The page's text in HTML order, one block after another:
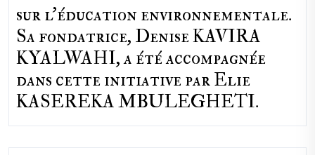
sur l'éducation environnementale.
Sa fondatrice, Denise KAVIRA
KYALWAHI, a été accompagnée
dans cette initiative par Elie
KASEREKA MBULEGHETI.